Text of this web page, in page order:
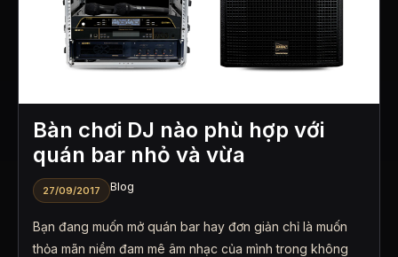
Bàn chơi DJ nào phù hợp với
quán bar nhỏ và vừa
27/09/2017 Blog
Bạn đang muốn mở quán bar hay đơn giản chỉ là muốn
thỏa mãn niềm đam mê âm nhạc của mình trong không